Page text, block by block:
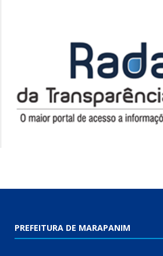
PREFEITURA DE MARAPANIM